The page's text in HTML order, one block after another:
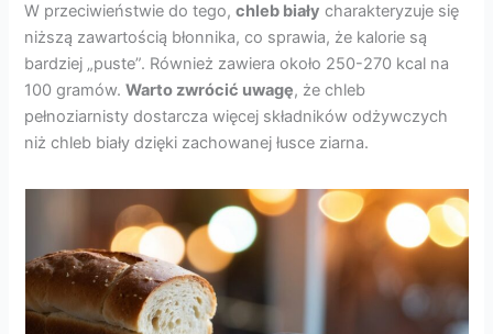
W przeciwieństwie do tego,chleb biały charakteryzuje się
niższą zawartością błonnika, co sprawia, że kalorie są
bardziej „puste”. Również zawiera około 250-270 kcal na
100 gramów.Warto zwrócić uwagę, że chleb
pełnoziarnisty dostarcza więcej składników odżywczych
niż chleb biały dzięki zachowanej łusce ziarna.